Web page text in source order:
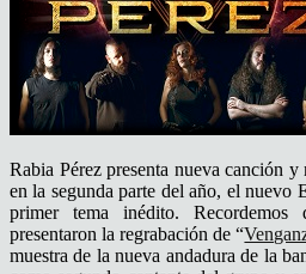
Rabia Pérez presenta nueva canción
en la segunda parte del año, el nuevo
primer tema inédito. Recordemos
presentaron la regrabación de “
muestra de la nueva andadura de la